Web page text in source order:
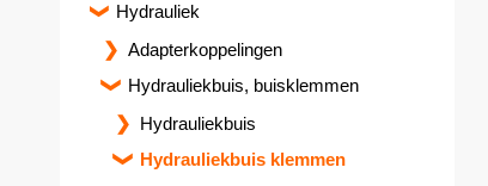
Hydrauliek
Adapterkoppelingen
Hydrauliekbuis, buisklemmen
Hydrauliekbuis
Hydrauliekbuis klemmen